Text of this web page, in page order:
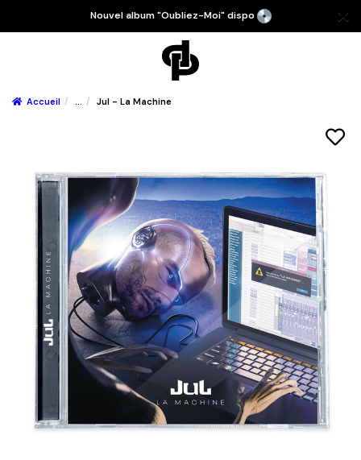
Nouvel album "Oubliez-Moi" dispo
Accueil ... Jul - La Machine